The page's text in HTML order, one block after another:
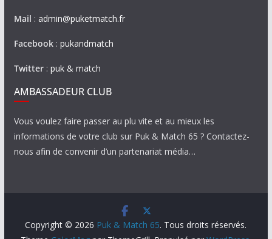
Mail : admin@puketmatch.fr
Facebook: pukandmatch
Twitter: puk & match
AMBASSADEUR CLUB
Vous voulez faire passer au plu vite et au mieux les
informations de votre club sur Puk & Match 65 ? Contactez-
nous afin de convenir d’un partenariat média…
Copyright © 2026 Puk & Match 65. Tous droits réservés.